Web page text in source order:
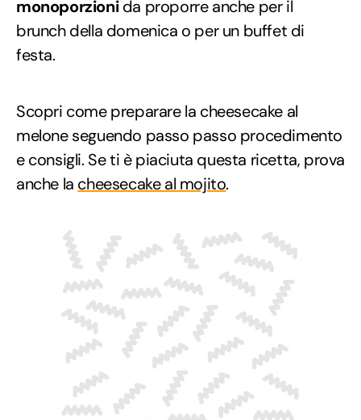
monoporzionida proporre anche per il
brunch della domenica o per un buffet di
festa.
Scopri come preparare la cheesecake al
melone seguendo passo passo procedimento
e consigli. Se ti è piaciuta questa ricetta, prova
anche la cheesecake al mojito.